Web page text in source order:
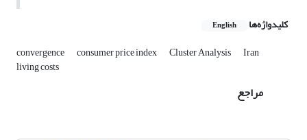
کلیدواژه‌ها English
convergence consumer price index Cluster Analysis Iran
living costs
مراجع